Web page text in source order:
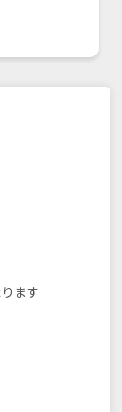
ます